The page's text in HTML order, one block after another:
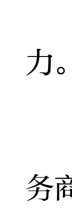
力。
务